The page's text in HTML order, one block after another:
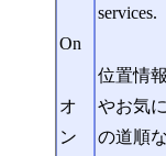
On
オ
ン
services.
位置情
やお気
の道順